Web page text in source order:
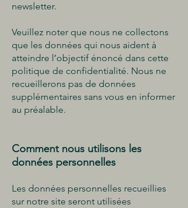
newsletter.
Veuillez noter que nous ne collectons
que les données qui nous aident à
atteindre l’objectif énoncé dans cette
politique de confidentialité. Nous ne
recueillerons pas de données
supplémentaires sans vous en informer
au préalable.
Comment nous utilisons les
données personnelles
Les données personnelles recueillies
sur notre site seront utilisées